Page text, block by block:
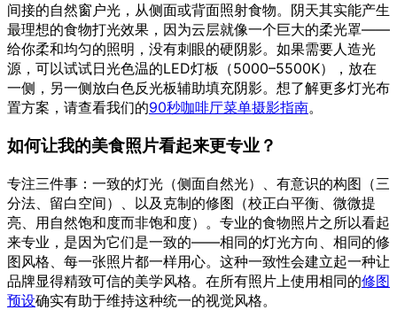
间接的自然窗户光，从侧面或背面照射食物。阴天其实能产生
最理想的食物打光效果，因为云层就像一个巨大的柔光罩——
给你柔和均匀的照明，没有刺眼的硬阴影。如果需要人造光
源，可以试试日光色温的LED灯板（5000–5500K），放在
一侧，另一侧放白色反光板辅助填充阴影。想了解更多灯光布
置方案，请查看我们的90秒咖啡厅菜单摄影指南。
如何让我的美食照片看起来更专业？
专注三件事：一致的灯光（侧面自然光）、有意识的构图（三
分法、留白空间）、以及克制的修图（校正白平衡、微微提
亮、用自然饱和度而非饱和度）。专业的食物照片之所以看起
来专业，是因为它们是一致的——相同的灯光方向、相同的修
图风格、每一张照片都一样用心。这种一致性会建立起一种让
品牌显得精致可信的美学风格。在所有照片上使用相同的修图
预设确实有助于维持这种统一的视觉风格。